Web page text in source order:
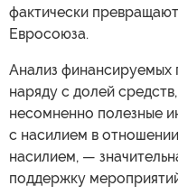
фактически
Евросоюза.
Анализ финансируемых
наряду с долей
несомненно полезные
с насилием в
насилием, —
поддержку